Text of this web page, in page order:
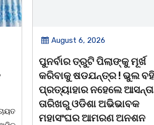
August 6, 2026
ଆତ୍ମହତ୍ୟା କରୁଥିବା ଯୁବକକୁ
ଦୂତ ସାଜି ଜୀବନ ବଞ୍ଚାଇଲେ
ଅଧିକାରୀ।
ବାଲିଅନ୍ତା, ୦୫/୦୮(ଗୋବର୍ଦ୍ଧନ